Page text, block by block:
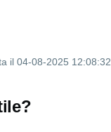
il 04-08-2025 12:08:32